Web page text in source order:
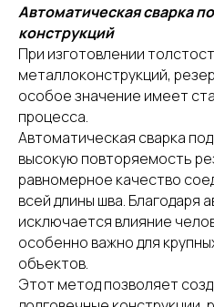
Автоматическая сварка
конструкций
При изготовлении
металлоконструкций,
особое значение имеет
процесса.
Автоматическая сварка
высокую повторяемость
равномерное качество
всей длины шва. Благодаря
исключается влияние
особенно важно для
объектов.
Этот метод позволяет